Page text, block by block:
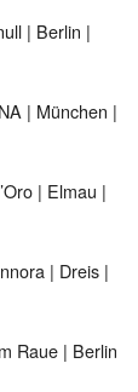
| Berlin |
| München |
| Elmau |
| Dreis |
Raue | Berlin